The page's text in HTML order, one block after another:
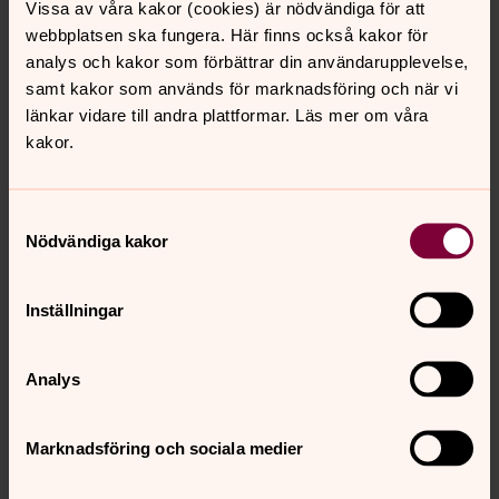
Vissa av våra kakor (cookies) är nödvändiga för att
webbplatsen ska fungera. Här finns också kakor för
analys och kakor som förbättrar din användarupplevelse,
samt kakor som används för marknadsföring och när vi
länkar vidare till andra plattformar. Läs mer om våra
kakor.
Nödvändiga kakor
Inställningar
Analys
Marknadsföring och sociala medier
pension, till kompisen som fyller jämnt eller till
brudparet.
Hyllningsgåva - en present som
gör skillnad
gör skillnad. Skänk en valfri summa till Act Svenska
kyrkan. Du får ett fint gåvobevis att ge bort.
Givarservice svarar på frågor
alla frågor är du varmt välkommen att kontakta